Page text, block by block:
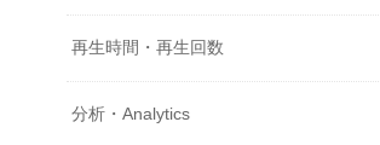
再生時間・再生回数
分析・Analytics